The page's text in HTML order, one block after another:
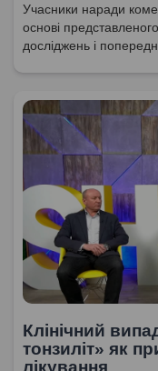
Учасники наради
основі
досліджень і
Клінічний
тонзиліт» як
лікування